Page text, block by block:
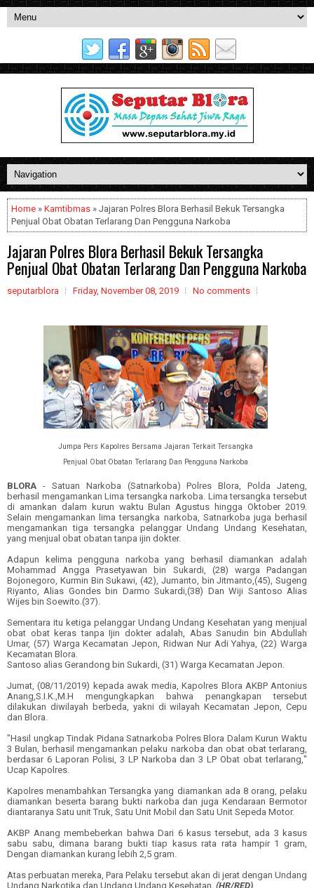
Home » Kamtibmas » Jajaran Polres Blora Berhasil Bekuk Tersangka
Penjual Obat Obatan Terlarang Dan Pengguna Narkoba
Jajaran Polres Blora Berhasil Bekuk Tersangka
Penjual Obat Obatan Terlarang Dan Pengguna Narkoba
seputarblora Friday, November 08, 2019 No comments
Jumpa Pers Kapolres Bersama Jajaran Terkait Tersangka
Penjual Obat Obatan Terlarang Dan Pengguna Narkoba
BLORA - Satuan Narkoba (Satnarkoba)
Polres Blora, Polda Jateng,
berhasil mengamankan Lima tersangka narkoba. Lima tersangka tersebut
di amankan dalam kurun waktu Bulan Agustus hingga Oktober 2019.
Selain mengamankan lima tersangka narkoba, Satnarkoba juga berhasil
mengamankan tiga tersangka pelanggar Undang Undang Kesehatan,
yang menjual obat obatan tanpa ijin dokter.
Adapun kelima pengguna narkoba yang berhasil diamankan adalah
Mohammad Angga Prasetyawan bin Sukardi, (28) warga Padangan
Bojonegoro, Kurmin Bin Sukawi, (42), Jumanto, bin Jitmanto,(45), Sugeng
Riyanto, Alias Gondes bin Darmo Sukardi,(38) Dan Wiji Santoso Alias
Wijes bin Soewito.(37).
Sementara itu ketiga pelanggar Undang Undang Kesehatan yang menjual
obat obat keras tanpa Ijin dokter adalah, Abas Sanudin bin Abdullah
Umar, (57) Warga Kecamatan Jepon, Ridwan Nur Adi Yahya, (22) Warga
Kecamatan Blora.
Santoso alias Gerandong bin Sukardi, (31) Warga Kecamatan Jepon.
Jumat, (08/11/2019) kepada awak media, Kapolres Blora AKBP Antonius
Anang,S.I.K.,M.H mengungkapkan bahwa penangkapan tersebut
dilakukan diwilayah berbeda, yakni di wilayah Kecamatan Jepon, Cepu
dan Blora.
"Hasil ungkap Tindak Pidana Satnarkoba Polres Blora Dalam Kurun Waktu
3 Bulan, berhasil mengamankan pelaku narkoba dan obat obat terlarang,
berdasar 6 Laporan Polisi, 3 LP Narkoba dan 3 LP Obat obat terlarang "
Ucap Kapolres.
Kapolres menambahkan Tersangka yang diamankan ada 8 orang, pelaku
diamankan beserta barang bukti narkoba dan juga Kendaraan Bermotor
diantaranya Satu unit Truk, Satu Unit Mobil dan Satu Unit Sepeda Motor.
AKBP Anang membeberkan bahwa Dari 6 kasus tersebut, ada 3 kasus
sabu sabu, dimana barang bukti tiap kasus rata rata hampir 1 gram,
Dengan diamankan kurang lebih 2,5 gram.
Atas perbuatan mereka, Para Pelaku tersebut akan di jerat dengan Undang
Undang Narkotika dan Undang Undang Kesehatan. (HR/RED)